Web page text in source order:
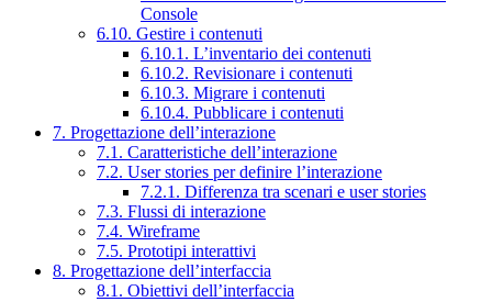
Console
6.10. Gestire i contenuti
6.10.1. L’inventario dei contenuti
6.10.2. Revisionare i contenuti
6.10.3. Migrare i contenuti
6.10.4. Pubblicare i contenuti
7. Progettazione dell’interazione
7.1. Caratteristiche dell’interazione
7.2. User stories per definire l’interazione
7.2.1. Differenza tra scenari e user stories
7.3. Flussi di interazione
7.4. Wireframe
7.5. Prototipi interattivi
8. Progettazione dell’interfaccia
8.1. Obiettivi dell’interfaccia